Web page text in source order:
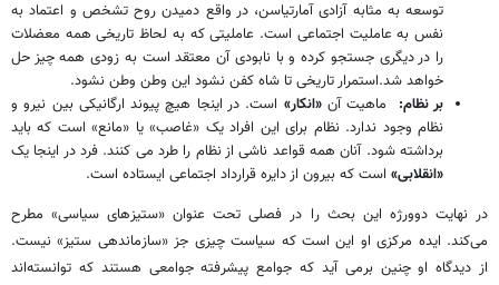
توسعه به مثابه آزادی آمارتیاسن، در واقع دمیدن روح تشخص و اعتماد به
نفس به عاملیت اجتماعی است. عاملیتی که به لحاظ تاریخی همه معضلات
را در دیگری جستجو کرده و با نابودی آن معتقد است به زودی همه چیز حل
خواهد شد.استمرار تاریخی تا شاه کفن نشود این وطن وطن نشود.
بر نظام:
ماهیت آن«انکار» است. در اینجا هیچ پیوند ارگانیکی بین نیرو و
نظام وجود ندارد. نظام برای این افراد یک «غاصب» یا «مانع» است که باید
برداشته شود. آنان همه قواعد ناشی از نظام را طرد می کنند. فرد در اینجا یک
«انقلابی» است که بیرون از دایره قرارداد اجتماعی ایستاده است.
در نهایت دوورژه این بحث را در فصلی تحت عنوان «ستیزهای سیاسی» مطرح
می‌کند. ایده مرکزی او این است که سیاست چیزی جز «سازماندهی ستیز» نیست.
از دیدگاه او چنین برمی آید که جوامع پیشرفته جوامعی هستند که توانسته‌اند